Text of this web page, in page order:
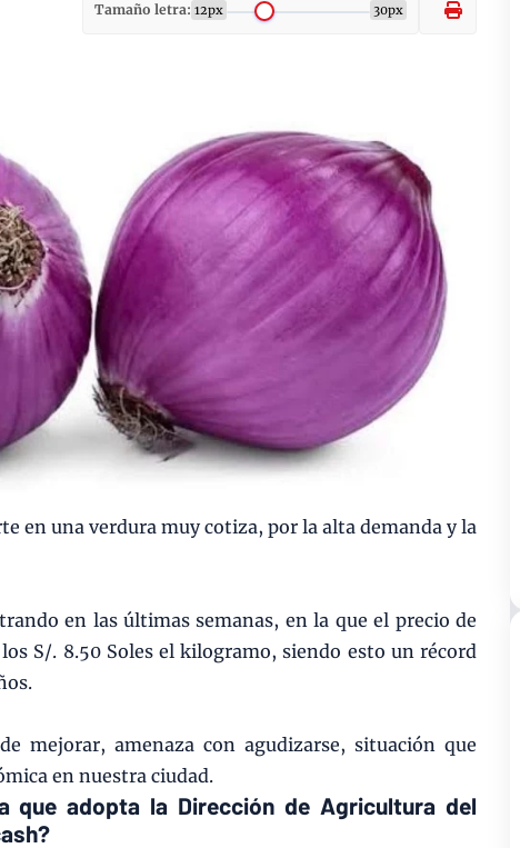
Tamaño letra: 12px 30px
en una verdura muy cotiza, por la alta demanda y la
en las últimas semanas, en la que el precio de
S/. 8.50 Soles el kilogramo, siendo esto un récord
mejorar, amenaza con agudizarse, situación que
en nuestra ciudad.
que adopta la Dirección de Agricultura del